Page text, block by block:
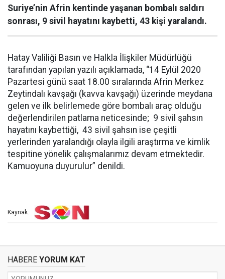
Suriye’nin Afrin kentinde yaşanan bombalı saldırı
sonrası, 9 sivil hayatını kaybetti, 43 kişi yaralandı.
Hatay Valiliği Basın ve Halkla İlişkiler Müdürlüğü
tarafından yapılan yazılı açıklamada, “14 Eylül 2020
Pazartesi günü saat 18.00 sıralarında Afrin Merkez
Zeytindalı kavşağı (kavva kavşağı) üzerinde meydana
gelen ve ilk belirlemede göre bombalı araç olduğu
değerlendirilen patlama neticesinde; 9 sivil şahsın
hayatını kaybettiği, 43 sivil şahsın ise çeşitli
yerlerinden yaralandığı olayla ilgili araştırma ve kimlik
tespitine yönelik çalışmalarımız devam etmektedir.
Kamuoyuna duyurulur” denildi.
Kaynak:
HABERE YORUM KAT